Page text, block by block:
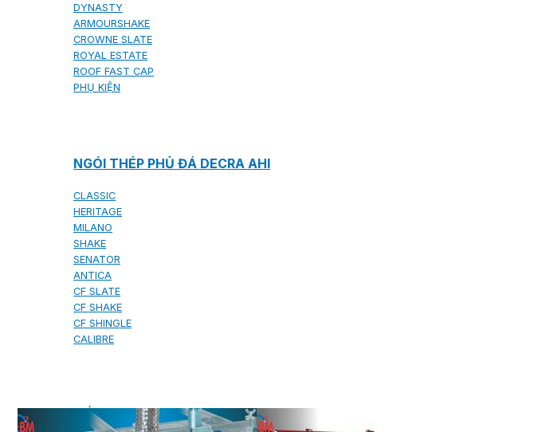
DYNASTY
ARMOURSHAKE
CROWNE SLATE
ROYAL ESTATE
ROOF FAST CAP
PHỤ KIỆN
NGÓI THÉP PHỦ ĐÁ DECRA AHI
CLASSIC
HERITAGE
MILANO
SHAKE
SENATOR
ANTICA
CF SLATE
CF SHAKE
CF SHINGLE
CALIBRE
TẤM LỢP KIM LOẠI